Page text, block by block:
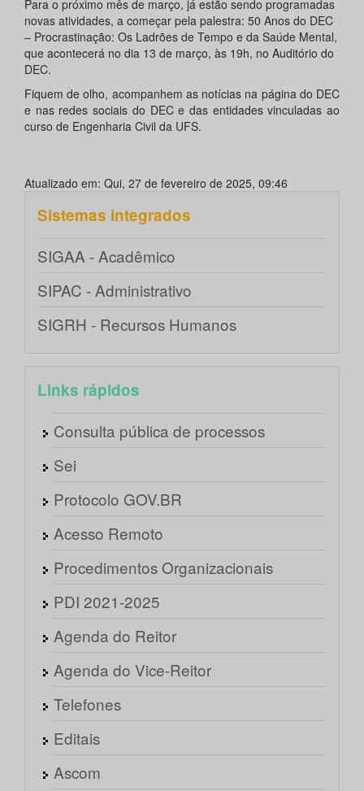
Para o próximo mês de março, já estão sendo programadas
novas atividades, a começar pela palestra: 50 Anos do DEC
– Procrastinação: Os Ladrões de Tempo e da Saúde Mental,
que acontecerá no dia 13 de março, às 19h, no Auditório do
DEC.
Fiquem de olho, acompanhem as notícias na página do DEC
e nas redes sociais do DEC e das entidades vinculadas ao
curso de Engenharia Civil da UFS.
Atualizado em: Qui, 27 de fevereiro de 2025, 09:46
Sistemas integrados
SIGAA - Acadêmico
SIPAC - Administrativo
SIGRH - Recursos Humanos
Links rápidos
Consulta pública de processos
Sei
Protocolo GOV.BR
Acesso Remoto
Procedimentos Organizacionais
PDI 2021-2025
Agenda do Reitor
Agenda do Vice-Reitor
Telefones
Editais
Ascom